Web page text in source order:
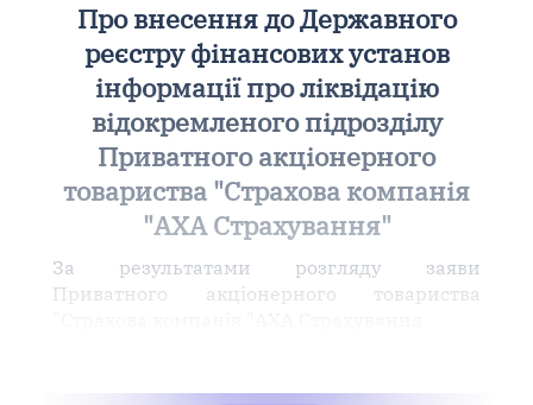
Про внесення до Державного
реєстру фінансових установ
інформації про ліквідацію
відокремленого підрозділу
Приватного акціонерного
товариства "Страхова компанія
"АХА Страхування"
За результатами розгляду заяви
Приватного акціонерного товариства